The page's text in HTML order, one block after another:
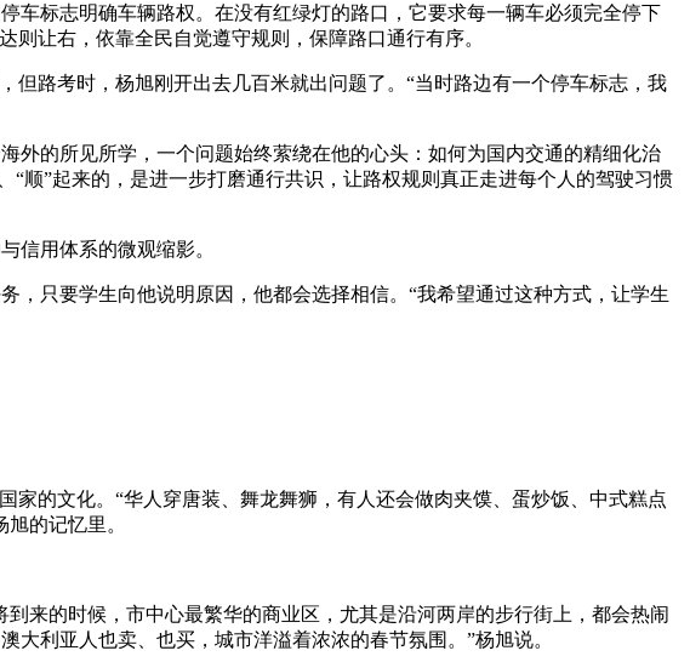
标志明确车辆路权。在没有红绿灯的路口，它要求每一辆车必须完全停下
让右，依靠全民自觉遵守规则，保障路口通行有序。
路考时，杨旭刚开出去几百米就出问题了。“当时路边有一个停车标志，我
的所见所学，一个问题始终萦绕在他的心头：如何为国内交通的精细化治
顺”起来的，是进一步打磨通行共识，让路权规则真正走进每个人的驾驶习惯
用体系的微观缩影。
只要学生向他说明原因，他都会选择相信。“我希望通过这种方式，让学生
的文化。“华人穿唐装、舞龙舞狮，有人还会做肉夹馍、蛋炒饭、中式糕点
的记忆里。
的时候，市中心最繁华的商业区，尤其是沿河两岸的步行街上，都会热闹
利亚人也卖、也买，城市洋溢着浓浓的春节氛围。”杨旭说。